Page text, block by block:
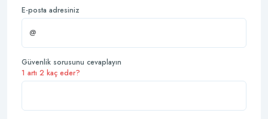
E-posta adresiniz
Güvenlik sorusunu cevaplayın
1 artı 2 kaç eder?